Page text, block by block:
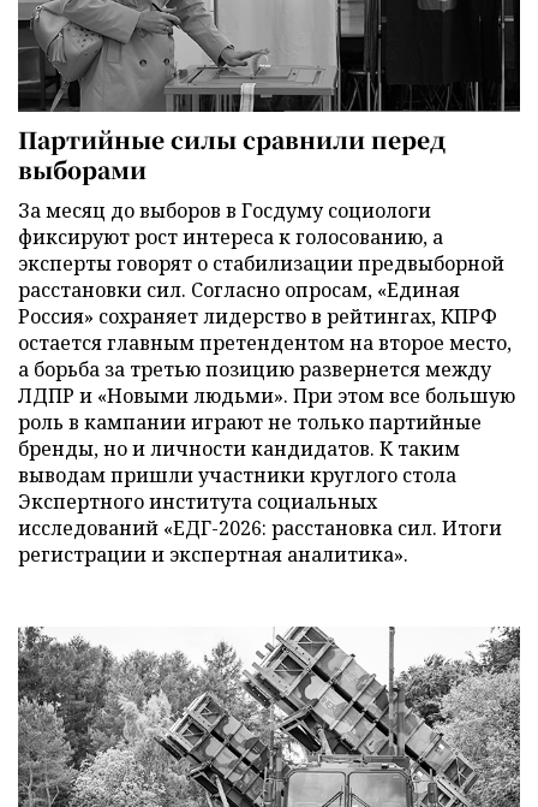
Партийные силы сравнили перед
выборами
За месяц до выборов в Госдуму социологи
фиксируют рост интереса к голосованию, а
эксперты говорят о стабилизации предвыборной
расстановки сил. Согласно опросам, «Единая
Россия» сохраняет лидерство в рейтингах, КПРФ
остается главным претендентом на второе место,
а борьба за третью позицию развернется между
ЛДПР и «Новыми людьми». При этом все большую
роль в кампании играют не только партийные
бренды, но и личности кандидатов. К таким
выводам пришли участники круглого стола
Экспертного института социальных
исследований «ЕДГ-2026: расстановка сил. Итоги
регистрации и экспертная аналитика».